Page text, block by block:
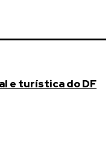
e turística do DF